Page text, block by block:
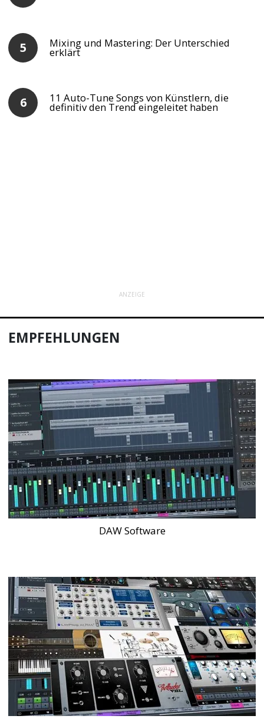
Mixing und Mastering: Der Unterschied
erklärt
11 Auto-Tune Songs von Künstlern, die
definitiv den Trend eingeleitet haben
ANZEIGE
EMPFEHLUNGEN
DAW Software